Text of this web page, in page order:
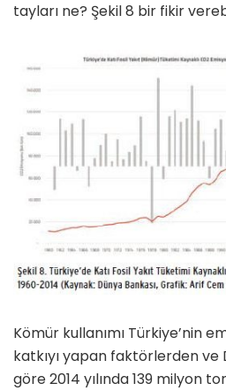
tayları ne? Şekil 8 bir fikir
Kömür kullanımı Türkiye’nin
katkıyı yapan fak­törlerden ve
göre 2014 yılında 139 milyon